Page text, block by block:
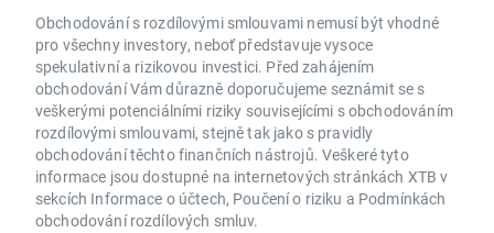
Obchodování s rozdílovými smlouvami nemusí být vhodné
pro všechny investory, neboť představuje vysoce
spekulativní a rizikovou investici. Před zahájením
obchodování Vám důrazně doporučujeme seznámit se s
veškerými potenciálními riziky souvisejícími s obchodováním
rozdílovými smlouvami, stejně tak jako s pravidly
obchodování těchto finančních nástrojů. Veškeré tyto
informace jsou dostupné na internetových stránkách XTB v
sekcích Informace o účtech, Poučení o riziku a Podmínkách
obchodování rozdílových smluv.